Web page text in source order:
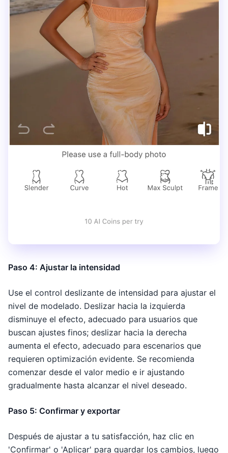
Paso 4: Ajustar la intensidad
Use el control deslizante de intensidad para ajustar el
nivel de modelado. Deslizar hacia la izquierda
disminuye el efecto, adecuado para usuarios que
buscan ajustes finos; deslizar hacia la derecha
aumenta el efecto, adecuado para escenarios que
requieren optimización evidente. Se recomienda
comenzar desde el valor medio e ir ajustando
gradualmente hasta alcanzar el nivel deseado.
Paso 5: Confirmar y exportar
Después de ajustar a tu satisfacción, haz clic en
'Confirmar' o 'Aplicar' para guardar los cambios, luego